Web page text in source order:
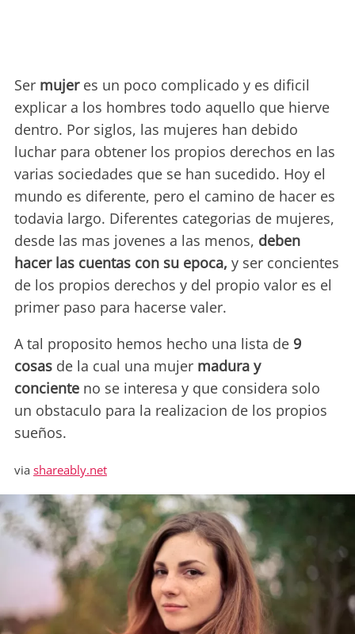
Ser mujer es un poco complicado y es dificil
explicar a los hombres todo aquello que hierve
dentro. Por siglos, las mujeres han debido
luchar para obtener los propios derechos en las
varias sociedades que se han sucedido. Hoy el
mundo es diferente, pero el camino de hacer es
todavia largo. Diferentes categorias de mujeres,
desde las mas jovenes a las menos, deben
hacer las cuentas con su epoca, y ser concientes
de los propios derechos y del propio valor es el
primer paso para hacerse valer.
A tal proposito hemos hecho una lista de 9
cosas de la cual una mujer madura y
conciente no se interesa y que considera solo
un obstaculo para la realizacion de los propios
sueños.
via shareably.net